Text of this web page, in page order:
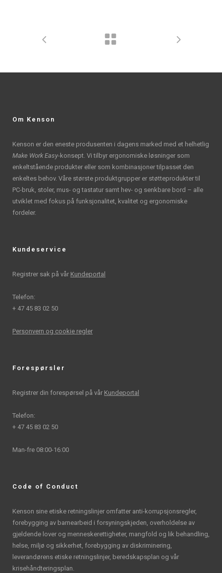
Om Kenson
Kenson er den eneste produsenten i dagens marked med et helhetlig
Make Work Easy-konsept. Vi tilbyr ergonomiske løsninger som
enkeltstående produkter eller som kombinasjoner tilpasset den
enkeltes behov. Våre største produktgrupper er støtteprodukter til
PC-bruk, stoler, mus- og tastatur samt hev- og senkbare bord – alle
utviklet med fokus på funksjonalitet, kvalitet og ergonomiske
fordeler.
Kundeservice
Registrer sak på vår Kundeportal
Telefon:
+ 47 45 83 02 50
Personvern og cookie regler
Forespørsler
Registrer din forespørsel på vår Kundeportal
Telefon:
+ 47 45 83 02 50
Man-fre 08:00-16:00
Code of Conduct
Kenson sine etiske retningslinjer omfatter anti-korrupsjonsregler,
forebygging av barnearbeid i forsyningskjeden, overholdelse av
gjeldende lover og menneskerettigheter, mangfold og lik behandling,
helse, miljø og sikkerhet, forebygging av diskriminering,
leverandørens etiske retningslinjer, beredskapsplan og vår
krisehåndteringsplan.